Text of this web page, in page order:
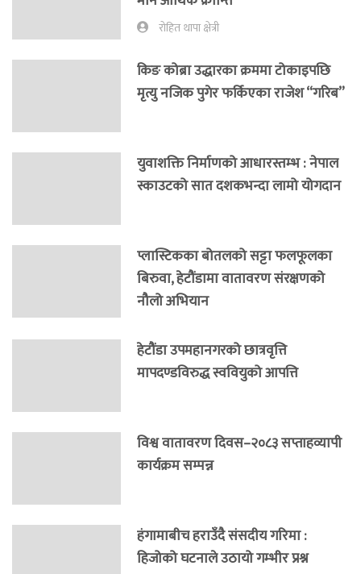
रोहित थापा क्षेत्री
किङ कोब्रा उद्धारका क्रममा टोकाइपछि
मृत्यु नजिक पुगेर फर्किएका राजेश “गरिब”
युवाशक्ति निर्माणको आधारस्तम्भ : नेपाल
स्काउटको सात दशकभन्दा लामो योगदान
प्लास्टिकका बोतलको सट्टा फलफूलका
बिरुवा, हेटौंडामा वातावरण संरक्षणको
नौलो अभियान
हेटौंडा उपमहानगरको छात्रवृत्ति
मापदण्डविरुद्ध स्ववियुको आपत्ति
विश्व वातावरण दिवस–२०८३ सप्ताहव्यापी
कार्यक्रम सम्पन्न
हंगामाबीच हराउँदै संसदीय गरिमा :
हिजोको घटनाले उठायो गम्भीर प्रश्न